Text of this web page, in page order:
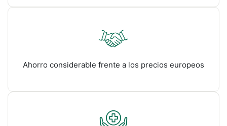
Ahorro considerable frente a los precios europeos